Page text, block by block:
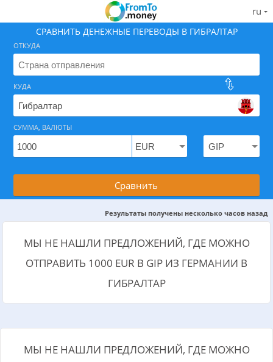
ru
СРАВНИТЬ ДЕНЕЖНЫЕ ПЕРЕВОДЫ В ГИБРАЛТАР
Найдите лучший способ отправить деньги в
На 07.08.2026 вам доступно 0 предложений с .
ОТКУДА
КУДА
СУММА, ВАЛЮТЫ
Сравнить
Результаты получены несколько часов назад
МЫ НЕ НАШЛИ ПРЕДЛОЖЕНИЙ, ГДЕ МОЖНО
ОТПРАВИТЬ 1000 EUR В GIP ИЗ ГЕРМАНИИ В
ГИБРАЛТАР
МЫ НЕ НАШЛИ ПРЕДЛОЖЕНИЙ, ГДЕ МОЖНО